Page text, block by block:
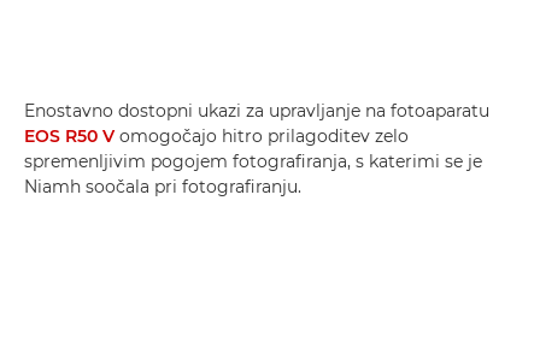
Enostavno dostopni ukazi za upravljanje na fotoaparatu
EOS R50 V omogočajo hitro prilagoditev zelo
spremenljivim pogojem fotografiranja, s katerimi se je
Niamh soočala pri fotografiranju.